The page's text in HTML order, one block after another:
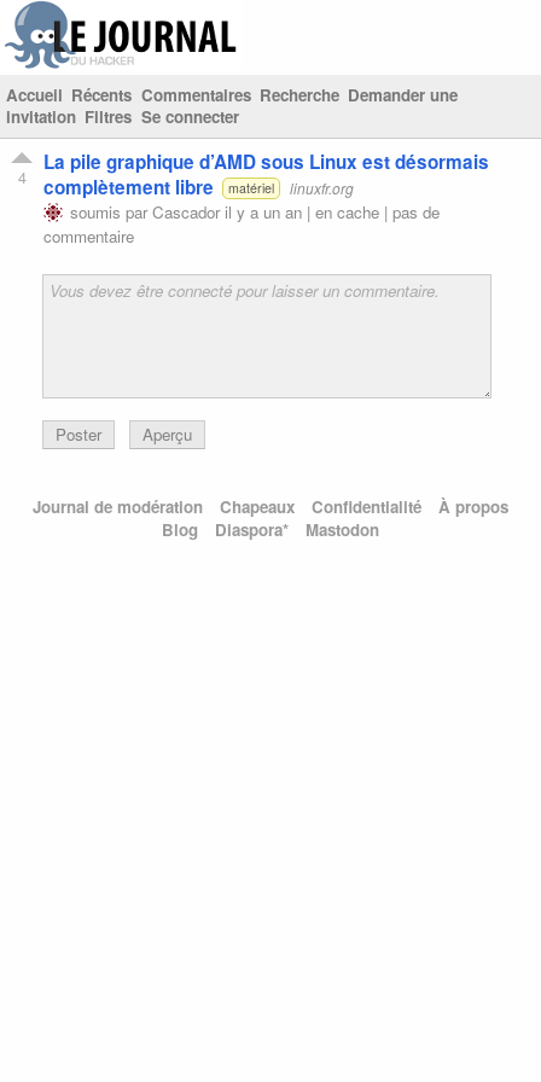
Accueil Récents Commentaires Recherche Demander une
invitation Filtres Se connecter
4
La pile graphique d’AMD sous Linux est désormais
complètement libre
matériel linuxfr.org
soumis parCascadoril y a un an | en cache | pas de
commentaire
Poster Aperçu
Journal de modération Chapeaux Confidentialité
À propos
Blog
Diaspora* Mastodon